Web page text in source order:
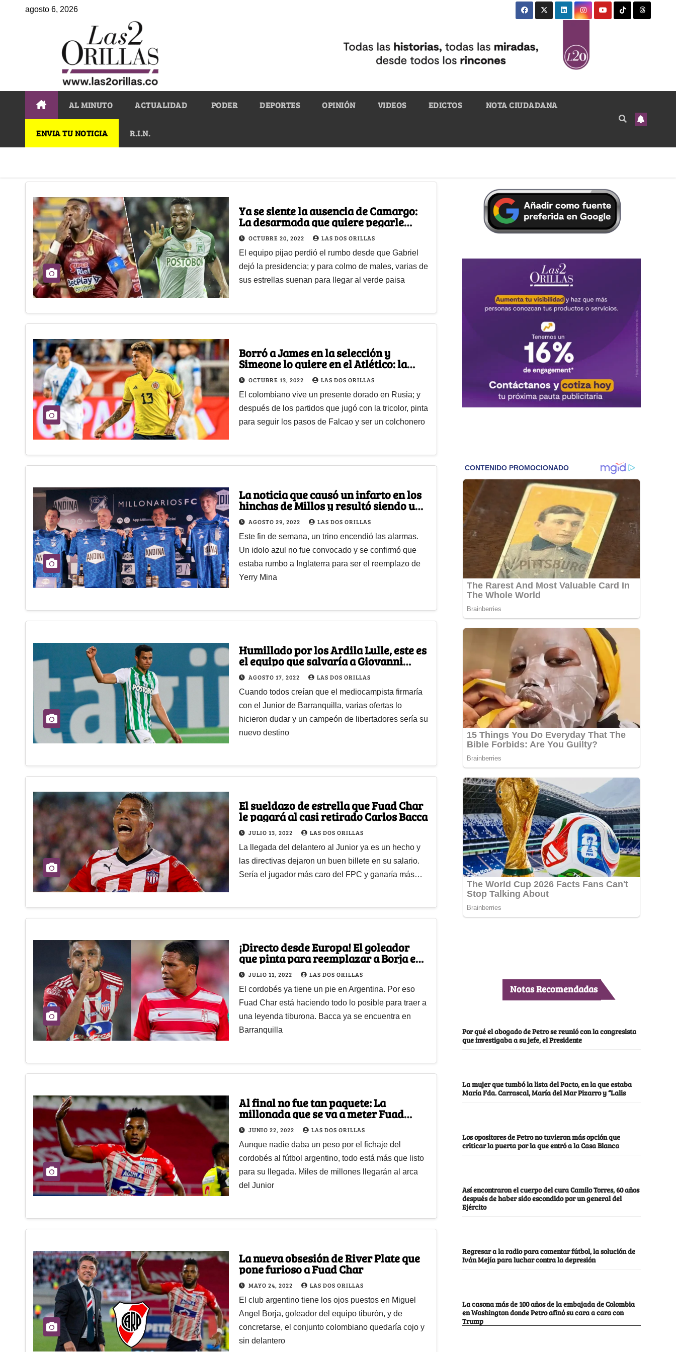
agosto 6, 2026
AL MINUTO ACTUALIDAD PODER DEPORTES OPINIÓN VIDEOS EDICTOS NOTA CIUDADANA
ENVIA TU NOTICIA R.I.N.
Ya se siente la ausencia de Camargo:
La desarmada que quiere pegarle
Atlético Nacional al Deportes Tolima
OCTUBRE 20, 2022 LAS DOS ORILLAS
El equipo pijao perdió el rumbo desde que Gabriel
dejó la presidencia; y para colmo de males, varias de
sus estrellas suenan para llegar al verde paisa
Borró a James en la selección y
Simeone lo quiere en el Atlético: la
cotizada que se pegó Jorge Carrascal
OCTUBRE 13, 2022 LAS DOS ORILLAS
El colombiano vive un presente dorado en Rusia; y
después de los partidos que jugó con la tricolor, pinta
para seguir los pasos de Falcao y ser un colchonero
La noticia que causó un infarto en los
hinchas de Millos y resultó siendo una
vil mentira
AGOSTO 29, 2022 LAS DOS ORILLAS
Este fin de semana, un trino encendió las alarmas.
Un idolo azul no fue convocado y se confirmó que
estaba rumbo a Inglaterra para ser el reemplazo de
Yerry Mina
Humillado por los Ardila Lulle, este es
el equipo que salvaría a Giovanni
Moreno del retiro
AGOSTO 17, 2022 LAS DOS ORILLAS
Cuando todos creían que el mediocampista firmaría
con el Junior de Barranquilla, varias ofertas lo
hicieron dudar y un campeón de libertadores sería su
nuevo destino
El sueldazo de estrella que Fuad Char
le pagará al casi retirado Carlos Bacca
JULIO 13, 2022 LAS DOS ORILLAS
La llegada del delantero al Junior ya es un hecho y
las directivas dejaron un buen billete en su salario.
Sería el jugador más caro del FPC y ganaría más…
¡Directo desde Europa! El goleador
que pinta para reemplazar a Borja en
el Junior
JULIO 11, 2022 LAS DOS ORILLAS
El cordobés ya tiene un pie en Argentina. Por eso
Fuad Char está haciendo todo lo posible para traer a
una leyenda tiburona. Bacca ya se encuentra en
Barranquilla
Al final no fue tan paquete: La
millonada que se va a meter Fuad
Char con la venta de Borja
JUNIO 22, 2022 LAS DOS ORILLAS
Aunque nadie daba un peso por el fichaje del
cordobés al fútbol argentino, todo está más que listo
para su llegada. Miles de millones llegarán al arca
del Junior
La nueva obsesión de River Plate que
pone furioso a Fuad Char
MAYO 24, 2022 LAS DOS ORILLAS
El club argentino tiene los ojos puestos en Miguel
Angel Borja, goleador del equipo tiburón, y de
concretarse, el conjunto colombiano quedaría cojo y
sin delantero
Notas Recomendadas
Por qué el abogado de Petro se reunió con la congresista
que investigaba a su jefe, el Presidente
La mujer que tumbó la lista del Pacto, en la que estaba
María Fda. Carrascal, María del Mar Pizarro y “Lalis
Los opositores de Petro no tuvieron más opción que
criticar la puerta por la que entró a la Casa Blanca
Así encontraron el cuerpo del cura Camilo Torres, 60 años
después de haber sido escondido por un general del
Ejército
Regresar a la radio para comentar fútbol, la solución de
Iván Mejía para luchar contra la depresión
La casona más de 100 años de la embajada de Colombia
en Washington donde Petro afinó su cara a cara con
Trump